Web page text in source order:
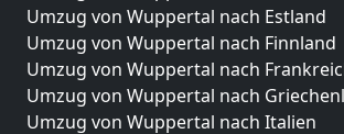
Umzug von Wuppertal nach Estland
Umzug von Wuppertal nach Finnland
Umzug von Wuppertal nach
Umzug von Wuppertal nach
Umzug von Wuppertal nach Italien